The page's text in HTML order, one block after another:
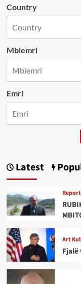
Country
Mbiemri
Emri
Latest
Art